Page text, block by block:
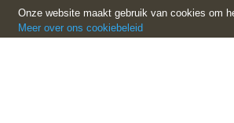
Onze website maakt gebruik van cookies om
Meer over ons cookiebeleid